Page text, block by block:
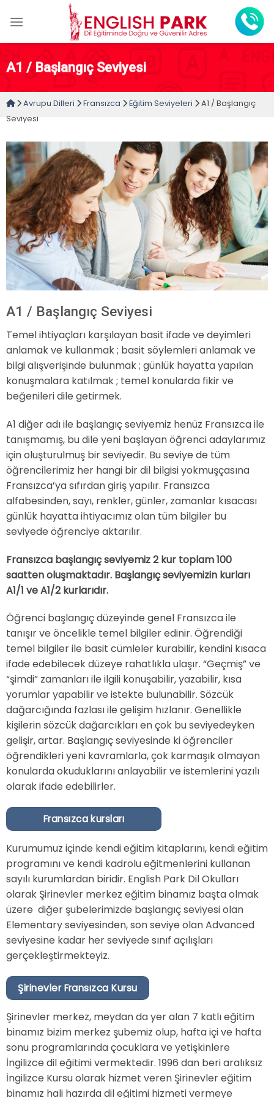
A1 / Başlangıç Seviyesi
Avrupu Dilleri Fransızca Eğitim Seviyeleri
A1 / Başlangıç
Seviyesi
A1 / Başlangıç Seviyesi
Temel ihtiyaçları karşılayan basit ifade ve deyimleri
anlamak ve kullanmak ; basit söylemleri anlamak ve
bilgi alışverişinde bulunmak ; günlük hayatta yapılan
konuşmalara katılmak ; temel konularda fikir ve
beğenileri dile getirmek.
A1 diğer adı ile başlangıç seviyemiz henüz Fransızca ile
tanışmamış, bu dile yeni başlayan öğrenci adaylarımız
için oluşturulmuş bir seviyedir. Bu seviye de tüm
öğrencilerimiz her hangi bir dil bilgisi yokmuşçasına
Fransızca’ya sıfırdan giriş yapılır. Fransızca
alfabesinden, sayı, renkler, günler, zamanlar kısacası
günlük hayatta ihtiyacımız olan tüm bilgiler bu
seviyede öğrenciye aktarılır.
Fransızca başlangıç seviyemiz 2 kur toplam 100
saatten oluşmaktadır. Başlangıç seviyemizin kurları
A1/1 ve A1/2 kurlarıdır.
Öğrenci başlangıç düzeyinde genel Fransızca ile
tanışır ve öncelikle temel bilgiler edinir. Öğrendiği
temel bilgiler ile basit cümleler kurabilir, kendini kısaca
ifade edebilecek düzeye rahatlıkla ulaşır. “Geçmiş” ve
“şimdi” zamanları ile ilgili konuşabilir, yazabilir, kısa
yorumlar yapabilir ve istekte bulunabilir. Sözcük
dağarcığında fazlası ile gelişim hızlanır. Genellikle
kişilerin sözcük dağarcıkları en çok bu seviyedeyken
gelişir, artar. Başlangıç seviyesinde ki öğrenciler
öğrendikleri yeni kavramlarla, çok karmaşık olmayan
konularda okuduklarını anlayabilir ve istemlerini yazılı
olarak ifade edebilirler.
Fransızca kursları
Kurumumuz içinde kendi eğitim kitaplarını, kendi eğitim
programını ve kendi kadrolu eğitmenlerini kullanan
sayılı kurumlardan biridir. English Park Dil Okulları
olarak Şirinevler merkez eğitim binamız başta olmak
üzere diğer şubelerimizde başlangıç seviyesi olan
Elementary seviyesinden, son seviye olan Advanced
seviyesine kadar her seviyede sınıf açılışları
gerçekleştirmekteyiz.
Şirinevler Fransızca Kursu
Şirinevler merkez, meydan da yer alan 7 katlı eğitim
binamız bizim merkez şubemiz olup, hafta içi ve hafta
sonu programlarında çocuklara ve yetişkinlere
İngilizce dil eğitimi vermektedir. 1996 dan beri aralıksız
İngilizce Kursu olarak hizmet veren Şirinevler eğitim
binamız hali hazırda dil eğitimi hizmeti vermeye